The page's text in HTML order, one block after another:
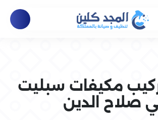
مكيفات سبليت
صلاح الدين